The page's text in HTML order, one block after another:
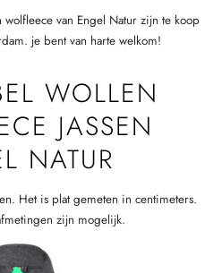
wolfleece van Engel Natur zijn te koop
je bent van harte welkom!
WOLLEN
JASSEN
NATUR
Het is plat gemeten in centimeters.
zijn mogelijk.